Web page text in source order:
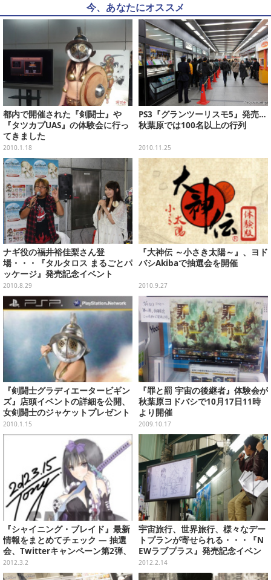
今、あなたにオススメ
都内で開催された『剣闘士』や
『タツカプUAS』の体験会に行っ
てきました
2010.1.18
PS3『グランツーリスモ5』発売…
秋葉原では100名以上の行列
2010.11.25
ナギ役の福井裕佳梨さん登
場・・・『タルタロス まるごとパ
ッケージ』発売記念イベント
2010.8.29
『大神伝 ～小さき太陽～』、ヨド
バシAkibaで抽選会を開催
2010.9.27
『剣闘士グラディエータービギン
ズ』店頭イベントの詳細を公開、
女剣闘士のジャケットプレゼント
も
2010.1.15
『罪と罰 宇宙の後継者』体験会が
秋葉原ヨドバシで10月17日11時
より開催
2009.10.17
『シャイニング・ブレイド』最新
情報をまとめてチェック ― 抽選
会、Twitterキャンペーン第2弾、
TVCM
2012.3.2
宇宙旅行、世界旅行、様々なデー
トプランが寄せられる・・・『N
EWラブプラス』発売記念イベン
トレポート(後編)
2012.2.14